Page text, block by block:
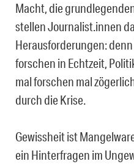
Macht, die
stellen Journalist.innen
Herausforderungen:
forschen in Echtzeit,
mal forschen mal
durch die Krise.
Gewissheit ist
ein Hinterfragen im